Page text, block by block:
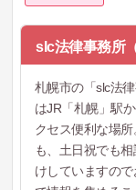
slc法律事務所
札幌市の「slc法
はJR「札幌」駅
クセス便利な場
も、土日祝でも
けしていますの